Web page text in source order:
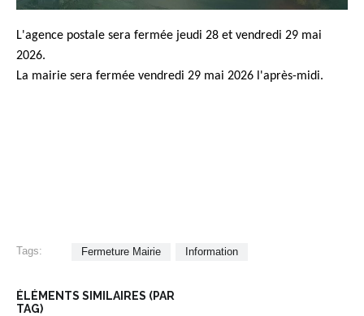
L'agence postale sera fermée jeudi 28 et vendredi 29 mai
2026.
La mairie sera fermée vendredi 29 mai 2026 l'après-midi.
Tags: Fermeture Mairie Information
ÉLÉMENTS SIMILAIRES (PAR
TAG)